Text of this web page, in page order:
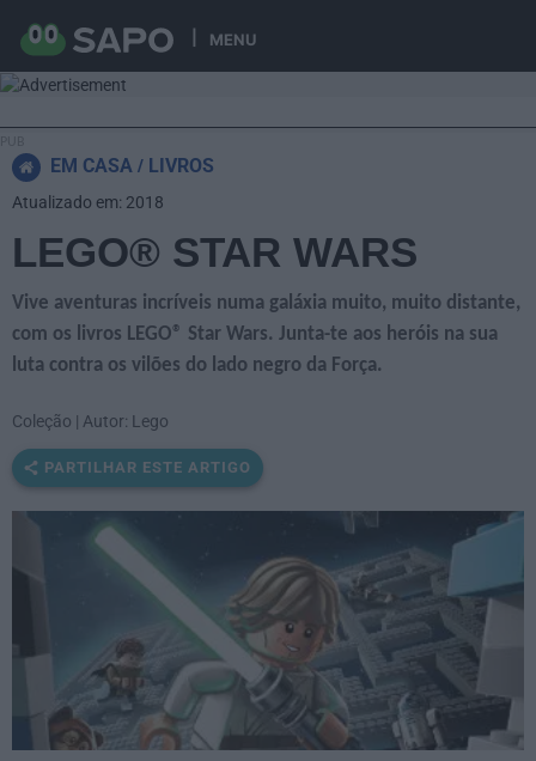
MENU
EM CASA LIVROS
LEGO® STAR WARS
Vive aventuras incríveis numa galáxia muito, muito distante,
com os livros LEGO® Star Wars. Junta-te aos heróis na sua
luta contra os vilões do lado negro da Força.
Coleção | Autor: Lego
PARTILHAR ESTE ARTIGO
Atualizado em: 2018